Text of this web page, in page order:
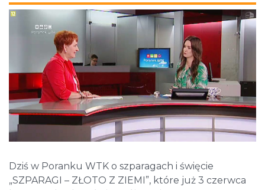
Dziś w Poranku WTK o szparagach i święcie
„SZPARAGI – ZŁOTO Z ZIEMI”, które już 3 czerwca